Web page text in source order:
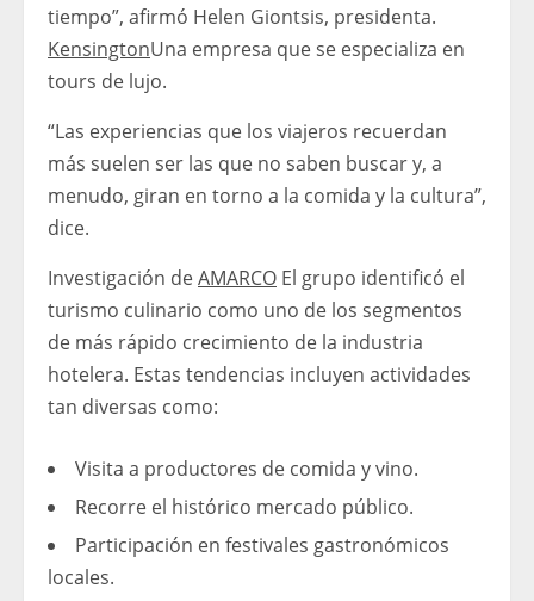
tiempo”, afirmó Helen Giontsis, presidenta.
KensingtonUna empresa que se especializa en
tours de lujo.
“Las experiencias que los viajeros recuerdan
más suelen ser las que no saben buscar y, a
menudo, giran en torno a la comida y la cultura”,
dice.
Investigación deAMARCO El grupo identificó el
turismo culinario como uno de los segmentos
de más rápido crecimiento de la industria
hotelera. Estas tendencias incluyen actividades
tan diversas como:
Visita a productores de comida y vino.
Recorre el histórico mercado público.
Participación en festivales gastronómicos
locales.